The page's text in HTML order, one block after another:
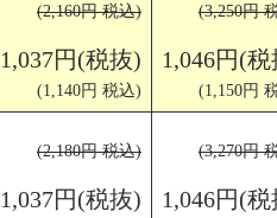
(2,160円 税込)
1,037円(税抜)
(1,140円 税込)
(3,250円
1,046円(
(1,150円
(2,180円 税込)
1,037円(税抜)
(3,270円
1,046円(